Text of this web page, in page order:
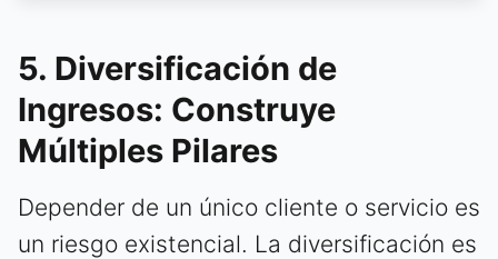
5. Diversificación de
Ingresos: Construye
Múltiples Pilares
Depender de un único cliente o servicio es
un riesgo existencial. La diversificación es